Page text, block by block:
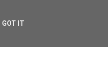
GOT IT